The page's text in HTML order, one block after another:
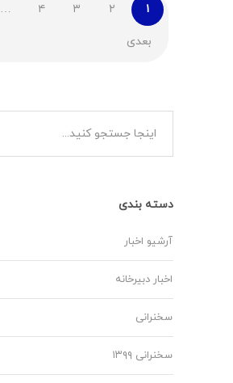
۱ ۲ ۳ ۴ …
بعدی
دسته بندی
آرشیو اخبار
اخبار دبیرخانه
سخنرانی
سخنرانی ۱۳۹۹